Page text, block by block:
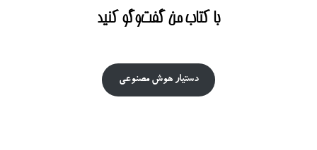
با کتاب من گفت‌‌وگو کنید
دستیار هوش‌ مصنوعی